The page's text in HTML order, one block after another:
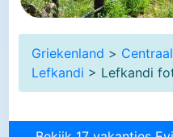
Griekenland >
Lefkandi > Lefkandi